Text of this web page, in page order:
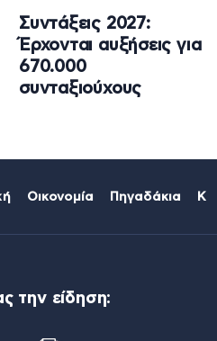
Συντάξεις 2027:
Έρχονται αυξήσεις για
670.000
συνταξιούχους
Οικονομία Πηγαδάκια
την είδηση: